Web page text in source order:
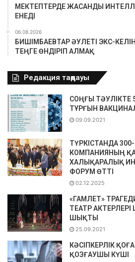
МЕКТЕПТЕРДЕ ЖАСАНДЫ
ЕНЕДІ
06.08.2026
БИШІМБАЕВТАР ӘУЛЕТІ ЭКС-
ТЕҢГЕ ӨНДІРІП АЛМАҚ
Редакция таңдауы
СОҢҒЫ
ТҰРҒЫН
09.09.2021
ТҮРКІСТАНДА
КОМПАНИЯНЫҢ
ХАЛЫҚАРАЛЫҚ
ФОРУМ ӨТТІ
02.12.2025
«ГАМЛЕТ»
ТЕАТР
ШЫҚТЫ
25.09.2021
КӘСІПКЕРЛІК
ҚОЗҒАУШЫ КҮШІ